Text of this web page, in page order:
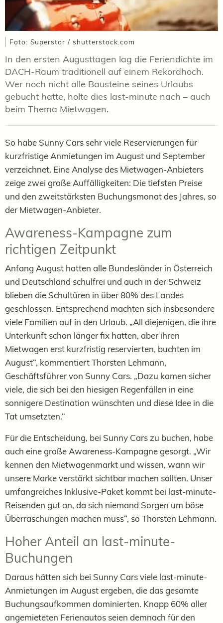
Foto: Superstar / shutterstock.com
In den ersten Augusttagen lag die Feriendichte im
DACH-Raum traditionell auf einem Rekordhoch.
Wer noch nicht alle Bausteine seines Urlaubs
gebucht hatte, holte dies last-minute nach – auch
beim Thema Mietwagen.
So habe Sunny Cars sehr viele Reservierungen für
kurzfristige Anmietungen im August und September
verzeichnet. Eine Analyse des Mietwagen-Anbieters
zeige zwei große Auffälligkeiten: Die tiefsten Preise
und den zweitstärksten Buchungsmonat des Jahres, so
der Mietwagen-Anbieter.
Awareness-Kampagne zum
richtigen Zeitpunkt
Anfang August hatten alle Bundesländer in Österreich
und Deutschland schulfrei und auch in der Schweiz
blieben die Schultüren in über 80% des Landes
geschlossen. Entsprechend machten sich insbesondere
viele Familien auf in den Urlaub. „All diejenigen, die ihre
Unterkunft schon länger fix hatten, aber ihren
Mietwagen erst kurzfristig reservierten, buchten im
August“, kommentiert Thorsten Lehmann,
Geschäftsführer von Sunny Cars. „Dazu kamen sicher
viele, die sich bei den hiesigen Regenfällen in eine
sonnigere Destination wünschten und diese Idee in die
Tat umsetzten.“
Für die Entscheidung, bei Sunny Cars zu buchen, habe
auch eine große Awareness-Kampagne gesorgt. „Wir
kennen den Mietwagenmarkt und wissen, wann wir
unsere Marke verstärkt sichtbar machen sollten. Unser
umfangreiches Inklusive-Paket kommt bei last-minute-
Reisenden gut an, da sich niemand Sorgen um böse
Überraschungen machen muss“, so Thorsten Lehmann.
Hoher Anteil an last-minute-
Buchungen
Daraus hätten sich bei Sunny Cars viele last-minute-
Anmietungen im August ergeben, die das gesamte
Buchungsaufkommen dominierten. Knapp 60% aller
angemieteten Ferienautos seien demnach für den